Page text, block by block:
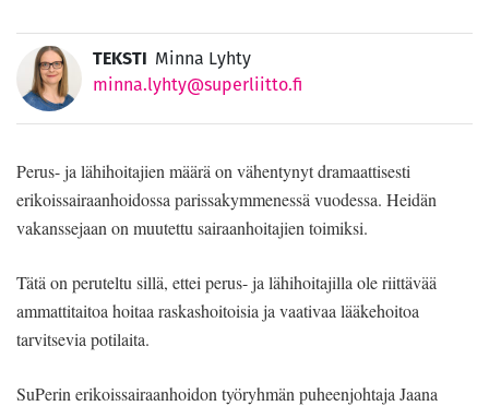
TEKSTI Minna Lyhty
minna.lyhty@superliitto.fi
Perus- ja lähihoitajien määrä on vähentynyt dramaattisesti
erikoissairaanhoidossa parissakymmenessä vuodessa. Heidän
vakanssejaan on muutettu sairaanhoitajien toimiksi.
Tätä on peruteltu sillä, ettei perus- ja lähihoitajilla ole riittävää
ammattitaitoa hoitaa raskashoitoisia ja vaativaa lääkehoitoa
tarvitsevia potilaita.
SuPerin erikoissairaanhoidon työryhmän puheenjohtaja Jaana